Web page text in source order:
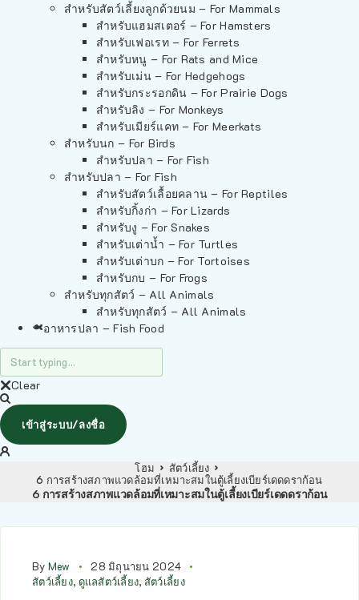
สำหรับสัตว์เลี้ยงลูกด้วยนม – For Mammals
สำหรับแฮมสเตอร์ – For Hamsters
สำหรับเฟอเรท – For Ferrets
สำหรับหนู – For Rats and Mice
สำหรับเม่น – For Hedgehogs
สำหรับกระรอกดิน – For Prairie Dogs
สำหรับลิง – For Monkeys
สำหรับเมียร์แคท – For Meerkats
สำหรับนก – For Birds
สำหรับปลา – For Fish
สำหรับปลา – For Fish
สำหรับสัตว์เลื้อยคลาน – For Reptiles
สำหรับกิ้งก่า – For Lizards
สำหรับงู – For Snakes
สำหรับเต่าน้ำ – For Turtles
สำหรับเต่าบก – For Tortoises
สำหรับกบ – For Frogs
สำหรับทุกสัตว์ – All Animals
สำหรับทุกสัตว์ – All Animals
อาหารปลา – Fish Food
Clear
เข้าสู่ระบบ/ลงชื่อ
โฮม
สัตว์เลี้ยง
6 การสร้างสภาพแวดล้อมที่เหมาะสมในตู้เลี้ยงเบียร์เดดดราก้อน
6 การสร้างสภาพแวดล้อมที่เหมาะสมในตู้เลี้ยงเบียร์เดดดราก้อน
By Mew
28 มิถุนายน 2024
สัตว์เลี้ยง, ดูแลสัตว์เลี้ยง, สัตว์เลี้ยง